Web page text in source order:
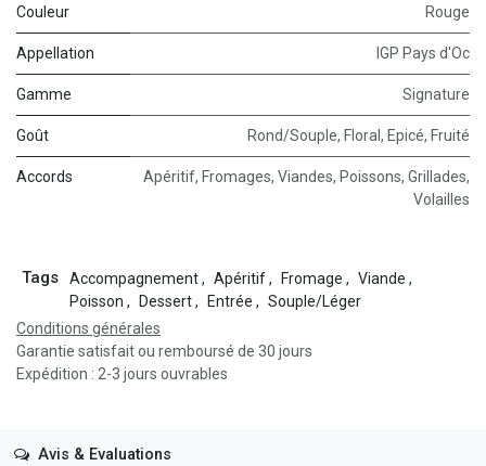
Couleur Rouge
Appellation IGP Pays d'Oc
Gamme Signature
Goût Rond/Souple, Floral, Epicé, Fruité
Accords Apéritif, Fromages, Viandes, Poissons, Grillades,
Volailles
Tags Accompagnement, Apéritif, Fromage , Viande ,
Poisson , Dessert, Entrée , Souple/Léger
Conditions générales
Garantie satisfait ou remboursé de 30 jours
Expédition : 2-3 jours ouvrables
Avis & Evaluations